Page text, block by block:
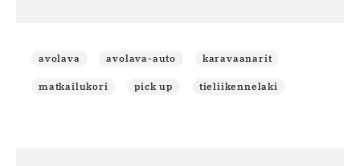
avolava avolava-auto karavaanarit
matkailukori pick up tieliikennelaki